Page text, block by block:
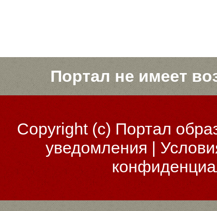
Портал не имеет
Copyright (c)Портал
уведомления |